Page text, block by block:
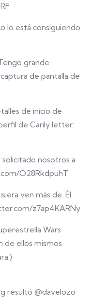
lo está consiguiendo.
grande
de pantalla de
de inicio de
de Carily letter:
solicitado nosotros a
O28RkdpuhT
ven más de. Él
z7ap4KARNy
Wars
de ellos mismos
resultó @davelozo